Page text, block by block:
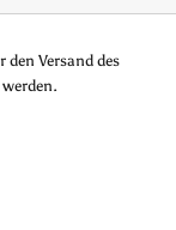
Versand des